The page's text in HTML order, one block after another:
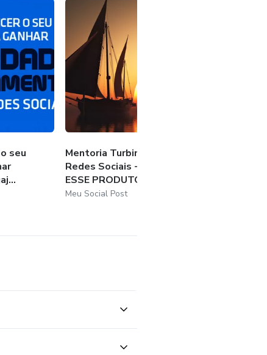
seu
Mentoria Turbine Suas
Redes Sociais - NÃO USAR
ESSE PRODUTO
Meu Social Post